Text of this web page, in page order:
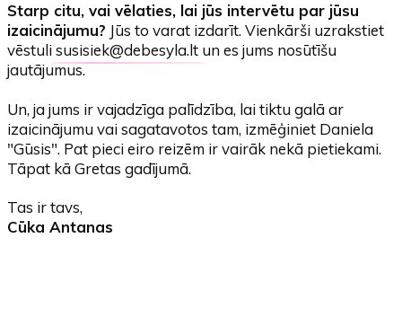
Starp citu, vai vēlaties, lai jūs intervētu par jūsu
izaicinājumu? Jūs to varat izdarīt. Vienkārši uzrakstiet
vēstulisusisiek@debesyla.lt un es jums nosūtīšu
jautājumus.
Un, ja jums ir vajadzīga palīdzība, lai tiktu galā ar
izaicinājumu vai sagatavotos tam, izmēģiniet Daniela
"Gūsis". Pat pieci eiro reizēm ir vairāk nekā pietiekami.
Tāpat kā Gretas gadījumā.
Tas ir tavs,
Cūka Antanas